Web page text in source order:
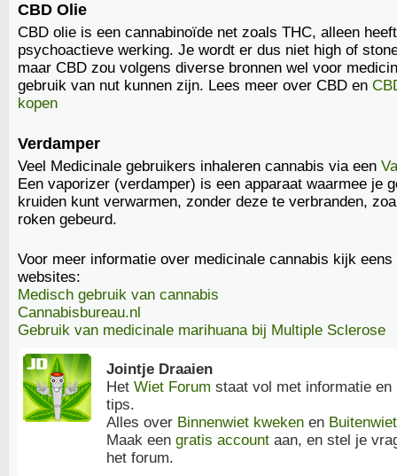
CBD Olie
CBD olie is een cannabinoïde net zoals THC, alleen
psychoactieve werking. Je wordt er dus niet high of
maar CBD zou volgens diverse bronnen wel voor
gebruik van nut kunnen zijn. Lees meer over CBD en
kopen
Verdamper
Veel Medicinale gebruikers inhaleren cannabis via een
Een vaporizer (verdamper) is een apparaat waarmee je
kruiden kunt verwarmen, zonder deze te verbranden,
roken gebeurd.
Voor meer informatie over medicinale cannabis kijk eens
websites:
Medisch gebruik van cannabis
Cannabisbureau.nl
Gebruik van medicinale marihuana bij Multiple Sclerose
Jointje Draaien
Het Wiet Forum staat vol met informatie en
tips.
Alles over Binnenwiet kweken en
Maak een gratis account aan, en stel je
het forum.